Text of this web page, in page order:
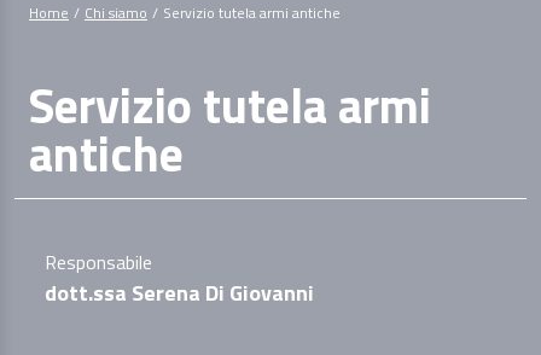
Home / Chi siamo / Servizio tutela armi antiche
Servizio tutela armi
antiche
Responsabile
dott.ssa Serena Di Giovanni